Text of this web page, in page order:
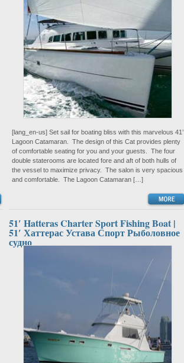
[lang_en-us] Set sail for boating bliss with this marvelous 41’
Lagoon Catamaran. The design of this Cat provides plenty
of comfortable seating for you and your guests. The four
double staterooms are located fore and aft of both hulls of
the vessel to maximize privacy. The salon is very spacious
and comfortable. The Lagoon Catamaran […]
51′ Hatteras Charter Sport Fishing Boat |
51′ Хаттерас Устава Спорт Рыболовное
судно